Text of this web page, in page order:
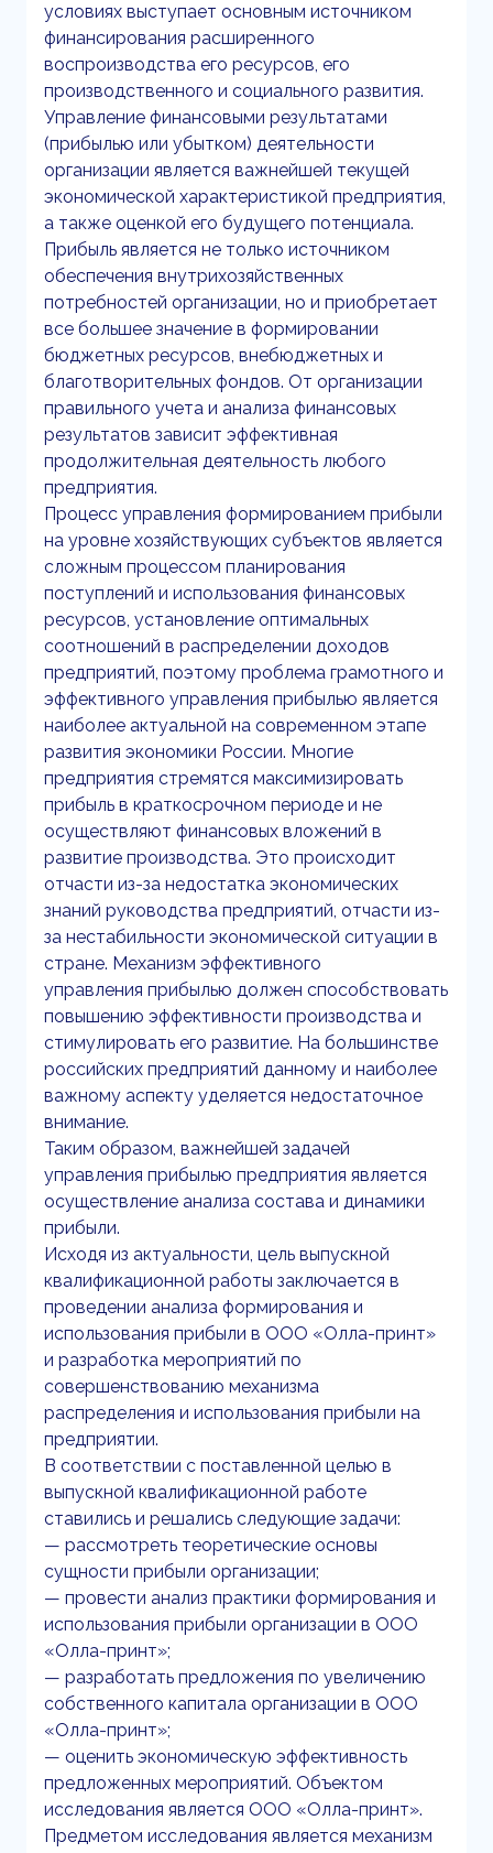
условиях выступает основным источником
финансирования расширенного
воспроизводства его ресурсов, его
производственного и социального развития.
Управление финансовыми результатами
(прибылью или убытком) деятельности
организации является важнейшей текущей
экономической характеристикой предприятия,
а также оценкой его будущего потенциала.
Прибыль является не только источником
обеспечения внутрихозяйственных
потребностей организации, но и приобретает
все большее значение в формировании
бюджетных ресурсов, внебюджетных и
благотворительных фондов. От организации
правильного учета и анализа финансовых
результатов зависит эффективная
продолжительная деятельность любого
предприятия.
Процесс управления формированием прибыли
на уровне хозяйствующих субъектов является
сложным процессом планирования
поступлений и использования финансовых
ресурсов, установление оптимальных
соотношений в распределении доходов
предприятий, поэтому проблема грамотного и
эффективного управления прибылью является
наиболее актуальной на современном этапе
развития экономики России. Многие
предприятия стремятся максимизировать
прибыль в краткосрочном периоде и не
осуществляют финансовых вложений в
развитие производства. Это происходит
отчасти из-за недостатка экономических
знаний руководства предприятий, отчасти из-
за нестабильности экономической ситуации в
стране. Механизм эффективного
управления прибылью должен способствовать
повышению эффективности производства и
стимулировать его развитие. На большинстве
российских предприятий данному и наиболее
важному аспекту уделяется недостаточное
внимание.
Таким образом, важнейшей задачей
управления прибылью предприятия является
осуществление анализа состава и динамики
прибыли.
Исходя из актуальности, цель выпускной
квалификационной работы заключается в
проведении анализа формирования и
использования прибыли в ООО «Олла-принт»
и разработка мероприятий по
совершенствованию механизма
распределения и использования прибыли на
предприятии.
В соответствии с поставленной целью в
выпускной квалификационной работе
ставились и решались следующие задачи:
— рассмотреть теоретические основы
сущности прибыли организации;
— провести анализ практики формирования и
использования прибыли организации в ООО
«Олла-принт»;
— разработать предложения по увеличению
собственного капитала организации в ООО
«Олла-принт»;
— оценить экономическую эффективность
предложенных мероприятий. Объектом
исследования является ООО «Олла-принт».
Предметом исследования является механизм